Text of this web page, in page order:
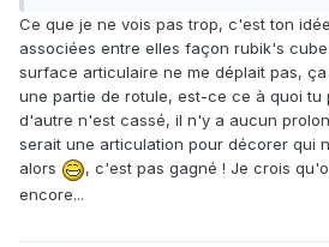
Ce que je ne vois pas trop, c'est ton
associées entre elles façon rubik's
surface articulaire ne me déplait pas,
une partie de rotule, est-ce ce à quoi tu
d'autre n'est cassé, il n'y a aucun
serait une articulation pour décorer qui
alors
, c'est pas gagné ! Je crois
encore...